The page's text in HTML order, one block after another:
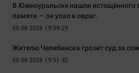
В Южноуральске нашли истощённого
памяти — он упал в овраг.
05.08.2026 19:59:29
Жителю Челябинска грозит суд за
05.08.2026 19:51:42